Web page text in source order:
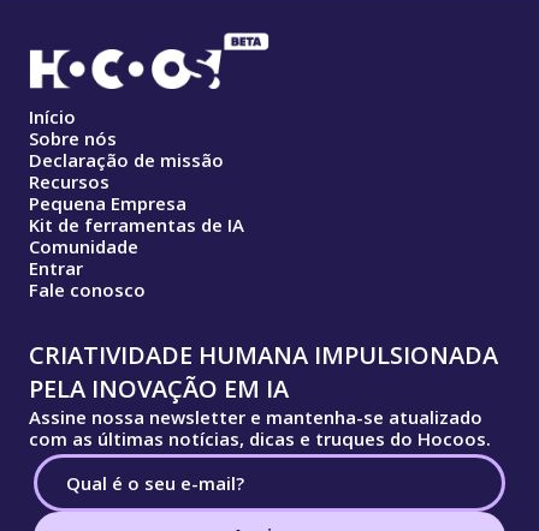
Início
Sobre nós
Declaração de missão
Recursos
Pequena Empresa
Kit de ferramentas de IA
Comunidade
Entrar
Fale conosco
CRIATIVIDADE HUMANA IMPULSIONADA
PELA INOVAÇÃO EM IA
Assine nossa newsletter e mantenha-se atualizado
com as últimas notícias, dicas e truques do Hocoos.